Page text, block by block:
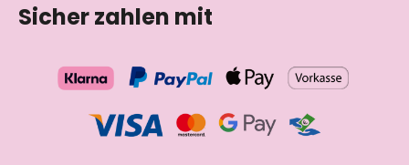
Sicher zahlen mit